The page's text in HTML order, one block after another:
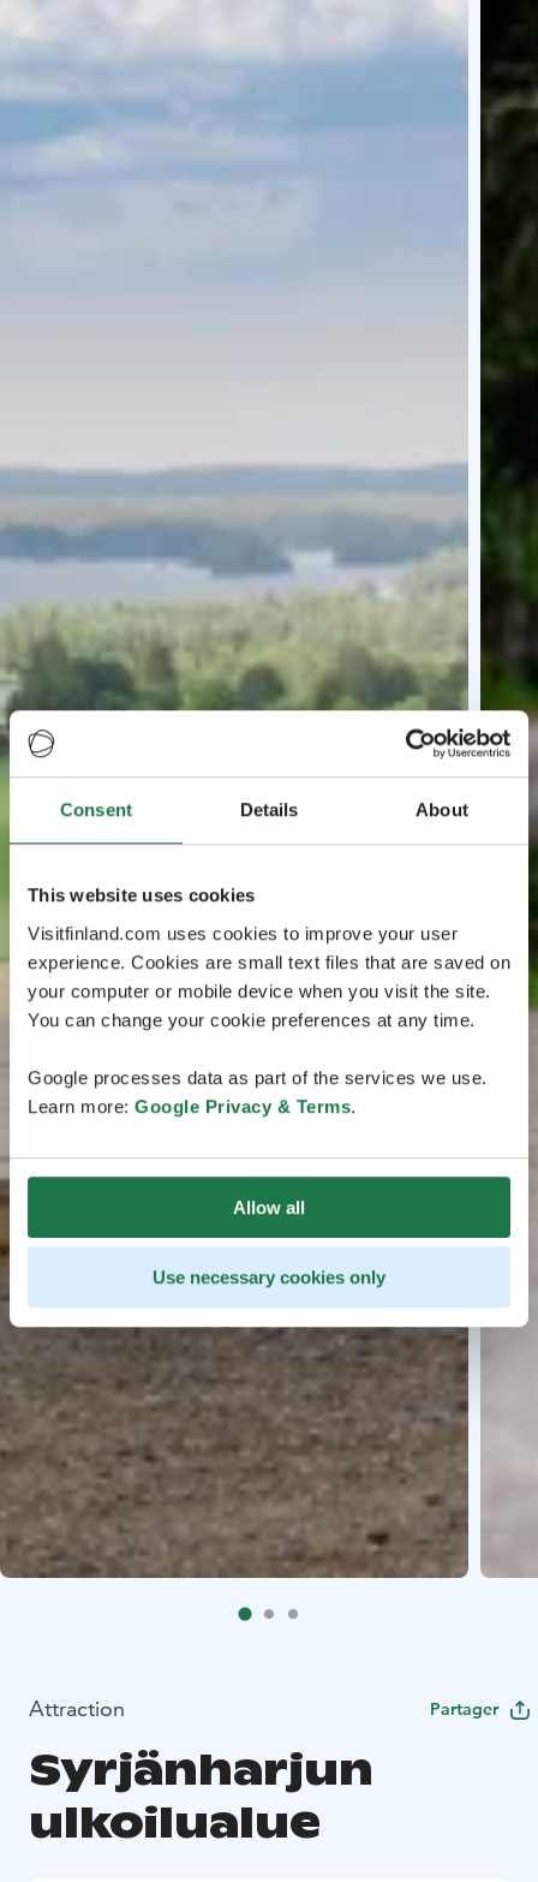
Consent Details About
This website uses cookies
Visitfinland.com uses cookies to improve your user
experience. Cookies are small text files that are saved on
your computer or mobile device when you visit the site.
You can change your cookie preferences at any time.
Google processes data as part of the services we use.
Learn more: Google Privacy & Terms.
Allow all
Use necessary cookies only
Attraction Partager
Syrjänharjun
ulkoilualue